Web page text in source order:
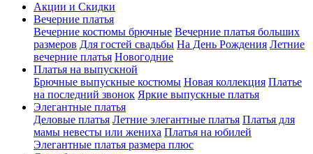
Акции и Скидки
Вечерние платья
Вечерние костюмы брючные Вечерние платья больших
размеров Для гостей свадьбы На День Рождения Летние
вечерние платья Новогодние
Платья на выпускной
Брючные выпускные костюмы Новая коллекция Платье
на последний звонок Яркие выпускные платья
Элегантные платья
Деловые платья Летние элегантные платья Платья для
мамы невесты или жениха Платья на юбилей
Элегантные платья размера плюс